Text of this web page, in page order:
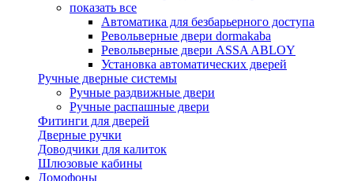
показать все
Автоматика для безбарьерного доступа
Револьверные двери dormakaba
Револьверные двери ASSA ABLOY
Установка автоматических дверей
Ручные дверные системы
Ручные раздвижные двери
Ручные распашные двери
Фитинги для дверей
Дверные ручки
Доводчики для калиток
Шлюзовые кабины
Домофоны